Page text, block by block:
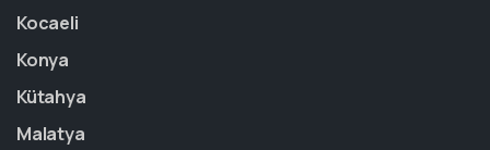
Kocaeli
Konya
Kütahya
Malatya